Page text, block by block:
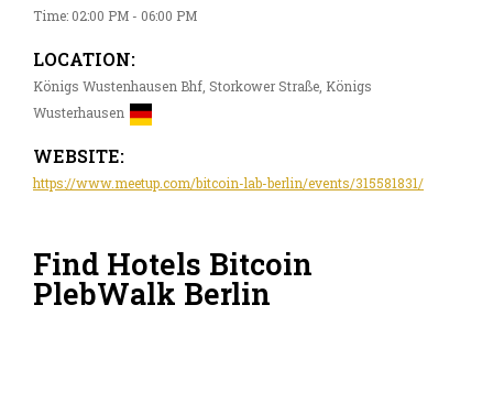
Time: 02:00 PM - 06:00 PM
LOCATION:
Königs Wustenhausen Bhf, Storkower Straße, Königs
Wusterhausen
WEBSITE:
https://www.meetup.com/bitcoin-lab-berlin/events/315581831/
Find Hotels Bitcoin
PlebWalk Berlin